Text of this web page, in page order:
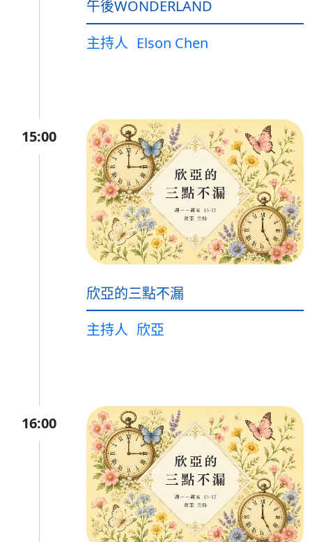
午後WONDERLAND
主持人 Elson Chen
15:00
欣亞的三點不漏
主持人 欣亞
16:00